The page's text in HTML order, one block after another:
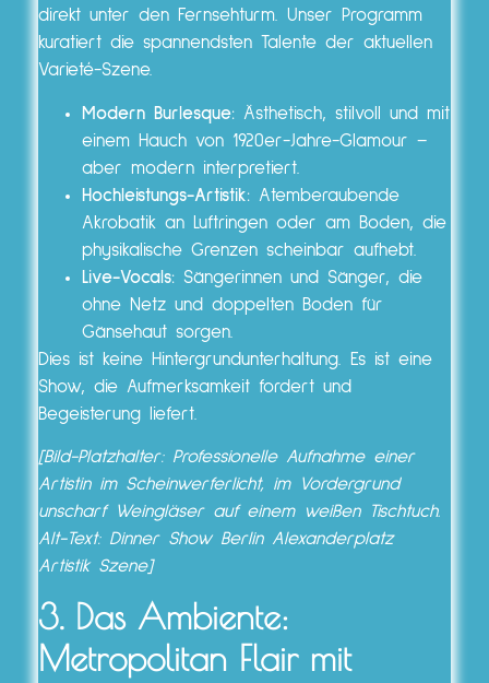
direkt unter den Fernsehturm. Unser Programm
kuratiert die spannendsten Talente der aktuellen
Varieté-Szene.
Modern Burlesque: Ästhetisch, stilvoll und mit
einem Hauch von 1920er-Jahre-Glamour –
aber modern interpretiert.
Hochleistungs-Artistik: Atemberaubende
Akrobatik an Luftringen oder am Boden, die
physikalische Grenzen scheinbar aufhebt.
Live-Vocals: Sängerinnen und Sänger, die
ohne Netz und doppelten Boden für
Gänsehaut sorgen.
Dies ist keine Hintergrundunterhaltung. Es ist eine
Show, die Aufmerksamkeit fordert und
Begeisterung liefert.
[Bild-Platzhalter: Professionelle Aufnahme einer
Artistin im Scheinwerferlicht, im Vordergrund
unscharf Weingläser auf einem weißen Tischtuch.
Alt-Text: Dinner Show Berlin Alexanderplatz
Artistik Szene]
3. Das Ambiente:
Metropolitan Flair mit